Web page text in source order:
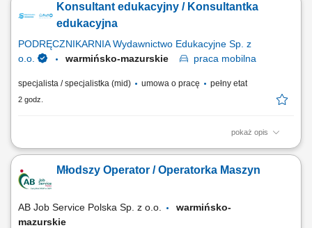
pracy zespołów wykonawczych oraz podwykonawców. Weryfikacja
dokumentacji technicznej oraz bieżące reagowanie na zmiany
Konsultant edukacyjny / Konsultantka
edukacyjna
PODRĘCZNIKARNIA Wydawnictwo Edukacyjne Sp. z
o.o.
warmińsko-mazurskie praca mobilna
specjalista / specjalistka (mid) umowa o pracę pełny etat
2 godz.
pokaż opis
Opis stanowiska: Pozyskiwanie nowych partnerów biznesowych oraz
oświatowo-wychowawczego; Przeprowadzanie bezpośrednich spotkań
handlowych i prezentacja asortymentu wyposażenia, sprzętu
Młodszy Operator / Operatorka Maszyn
AB Job Service Polska Sp. z o.o.
warmińsko-
mazurskie